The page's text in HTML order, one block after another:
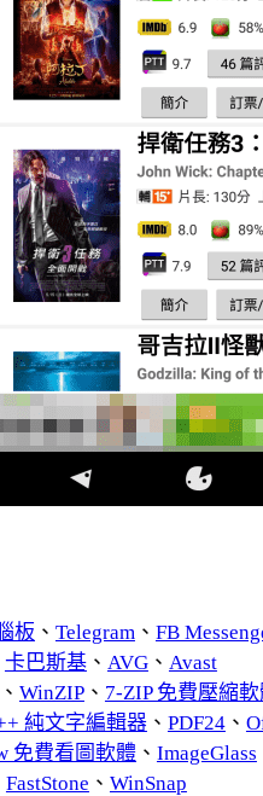
板 、 Telegram、 FB
卡巴斯基、 AVG、 Avast
WinZIP、 7-ZIP 免費壓縮
純文字編輯器、 PDF24、
免費看圖軟體、 ImageGlass
FastStone 、 WinSnap